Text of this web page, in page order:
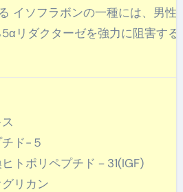
イソフラボンの一種には、男性
リダクターゼを強力に阻害する
ド-５
トポリペプチド－31(IGF)
リカン